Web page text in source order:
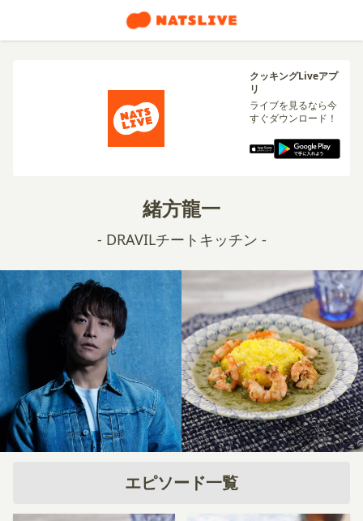
クッキングLiveアプ
リ
ライブを見るなら今
すぐダウンロード！
緒方龍一
- DRAVILチートキッチン -
エピソード一覧